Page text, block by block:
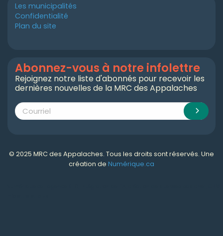
Les municipalités
Confidentialité
Plan du site
Abonnez-vous à notre infolettre
Rejoignez notre liste d'abonnés pour recevoir les
dernières nouvelles de la MRC des Appalaches
© 2025 MRC des Appalaches. Tous les droits sont réservés. Une
création de Numérique.ca